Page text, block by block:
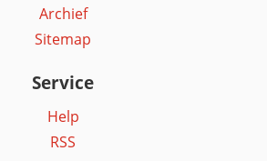
Archief
Sitemap
Service
Help
RSS